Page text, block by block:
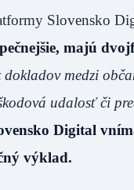
Slovensko
majú
medzi
udalosť či
Digital
výklad.